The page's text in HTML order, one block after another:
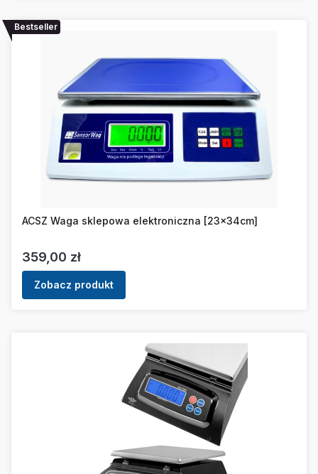
Bestseller
ACSZ Waga sklepowa elektroniczna [23x34cm]
Cena
359,00 zł
Zobacz produkt